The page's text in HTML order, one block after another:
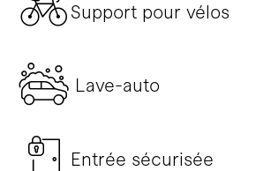
Support pour vélos
Lave-auto
Entrée sécurisée